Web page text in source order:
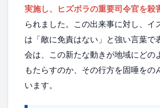
実施し、ヒズボラの重要司令官を殺
られました。この出来事に対し、イ
は「敵に免責はない」と強い言葉で
会は、この新たな動きが地域にどの
もたらすのか、その行方を固唾をの
います。